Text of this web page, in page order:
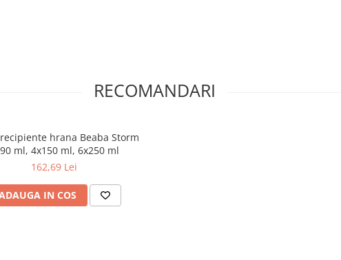
de infasat, MDF Alb.
Quadro White:
RECOMANDARI
hrana Beaba Storm
ml, 4x150 ml, 6x250 ml
162,69 Lei
IN COS